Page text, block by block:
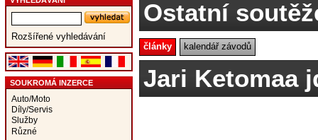
Rozšířené vyhledávání
SOUKROMÁ INZERCE
Auto/Moto
Díly/Servis
Služby
Různé
Ostatní
články kalendář závodů
Jari Ketomaa